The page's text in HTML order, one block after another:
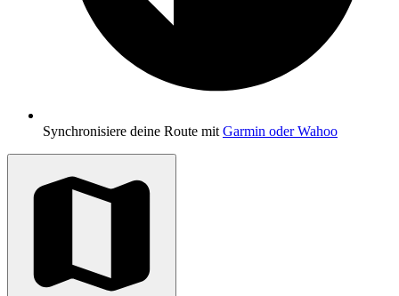
Synchronisiere deine Route mit Garmin oder Wahoo